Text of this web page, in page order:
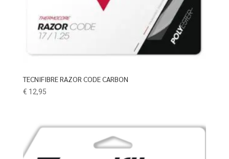
TECNIFIBRE RAZOR CODE CARBON
€ 12,95